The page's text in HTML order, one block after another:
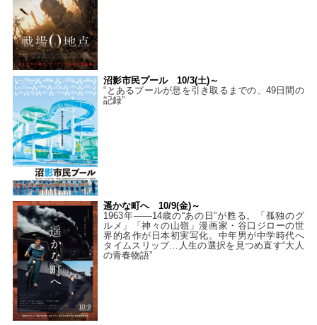
沼影市民プール 10/3(土)～
“とあるプールが息を引き取るまでの、49日間の
記録”
遥かな町へ 10/9(金)～
1963年――14歳の“あの日”が甦る。「孤独のグ
ルメ」「神々の山嶺」漫画家・谷口ジローの世
界的名作が日本初実写化。中年男が中学時代へ
タイムスリップ…人生の選択を見つめ直す“大人
の青春物語”